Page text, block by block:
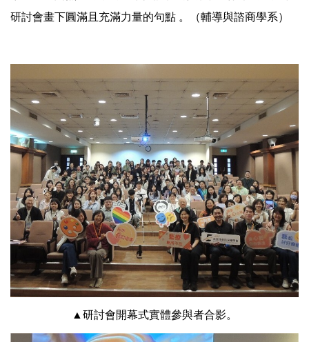
研討會畫下圓滿且充滿力量的句點 。（輔導與諮商學系）
▲研討會開幕式實體參與者合影。